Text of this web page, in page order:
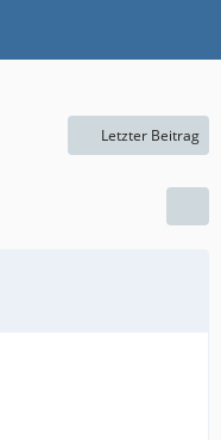
Letzter Beitrag